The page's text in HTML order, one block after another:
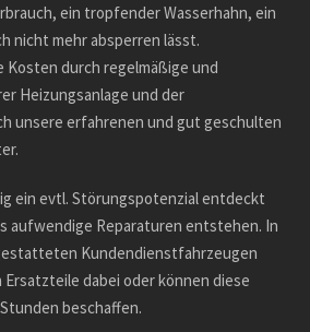
ein tropfender Wasserhahn, ein
nicht mehr absperren lässt.
Kosten durch regelmäßige und
Heizungsanlage und der
unsere erfahrenen und gut geschulten
ein evtl. Störungspotenzial entdeckt
aufwendige Reparaturen entstehen. In
Kundendienstfahrzeugen
Ersatzteile dabei oder können diese
beschaffen.